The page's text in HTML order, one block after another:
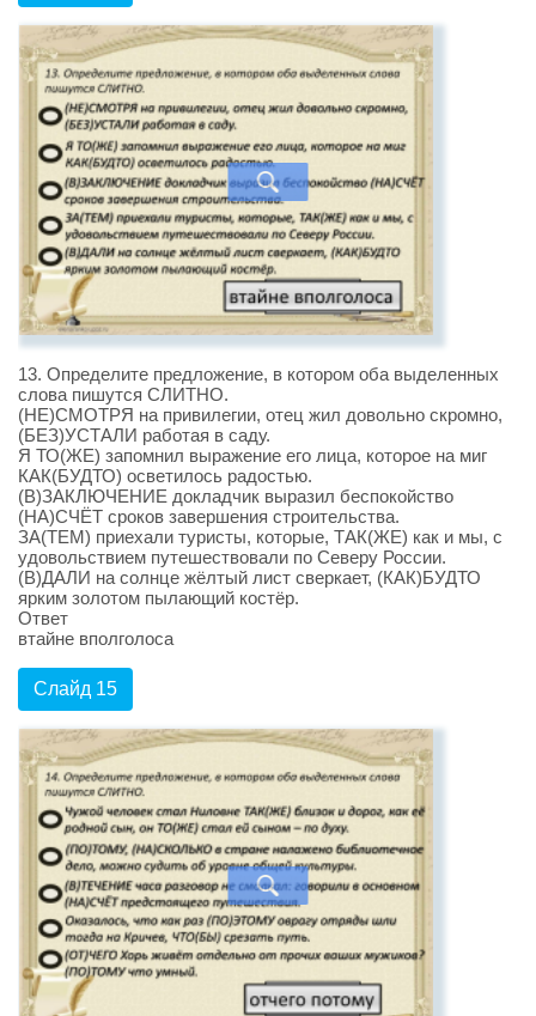
13. Определите предложение, в котором оба выделенных
слова пишутся СЛИТНО.
(НЕ)СМОТРЯ на привилегии, отец жил довольно скромно,
(БЕЗ)УСТАЛИ работая в саду.
Я ТО(ЖЕ) запомнил выражение его лица, которое на миг
КАК(БУДТО) осветилось радостью.
(В)ЗАКЛЮЧЕНИЕ докладчик выразил беспокойство
(НА)СЧЁТ сроков завершения строительства.
ЗА(ТЕМ) приехали туристы, которые, ТАК(ЖЕ) как и мы, с
удовольствием путешествовали по Северу России.
(В)ДАЛИ на солнце жёлтый лист сверкает, (КАК)БУДТО
ярким золотом пылающий костёр.
Ответ
втайне вполголоса
Слайд 15